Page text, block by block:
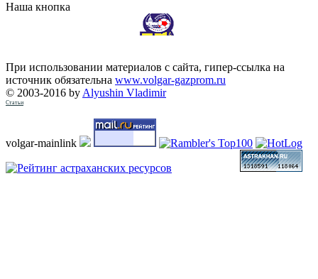
Наша кнопка
При использовании материалов с сайта, гипер-ссылка на
источник обязательна www.volgar-gazprom.ru
© 2003-2016 by Alyushin Vladimir
Статьи
volgar-mainlink